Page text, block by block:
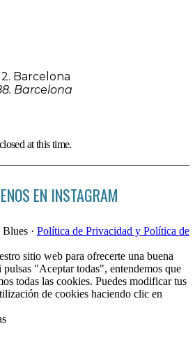
Barcelona
Barcelona
at this time.
EN INSTAGRAM
· Política de Privacidad y Política de
sitio web para ofrecerte una buena
"Aceptar todas", entendemos que
todas las cookies. Puedes modificar tus
de cookies haciendo clic en